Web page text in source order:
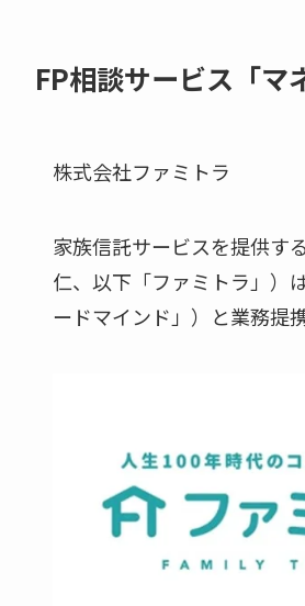
FP相談サービス「マ
株式会社ファミトラ
家族信託サービスを提供す
仁、以下「ファミトラ」）
ードマインド」）と業務提